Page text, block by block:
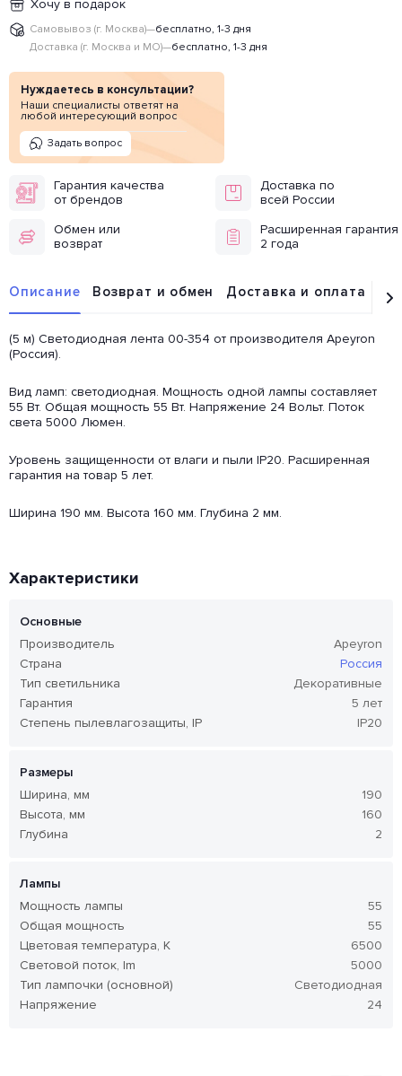
Хочу в подарок
Самовывоз (г. Москва)—бесплатно, 1-3 дня
Доставка (г. Москва и МО)—бесплатно, 1-3 дня
Нуждаетесь в консультации?
Наши специалисты ответят на
любой интересующий вопрос
Задать вопрос
Гарантия качества
от брендов
Доставка по
всей России
Обмен или
возврат
Расширенная гарантия
2 года
Описание Возврат и обмен Доставка и оплата
(5 м) Светодиодная лента 00-354 от производителя Apeyron
(Россия).
Вид ламп: светодиодная. Мощность одной лампы составляет
55 Вт. Общая мощность 55 Вт. Напряжение 24 Вольт. Поток
света 5000 Люмен.
Уровень защищенности от влаги и пыли IP20. Расширенная
гарантия на товар 5 лет.
Ширина 190 мм. Высота 160 мм. Глубина 2 мм.
Характеристики
Основные
Производитель
Apeyron
Страна
Россия
Тип светильника
Декоративные
Гарантия
5 лет
Степень пылевлагозащиты, IP
IP20
Размеры
Ширина, мм
190
Высота, мм
160
Глубина
2
Лампы
Мощность лампы
55
Общая мощность
55
Цветовая температура, K
6500
Световой поток, lm
5000
Тип лампочки (основной)
Светодиодная
Напряжение
24